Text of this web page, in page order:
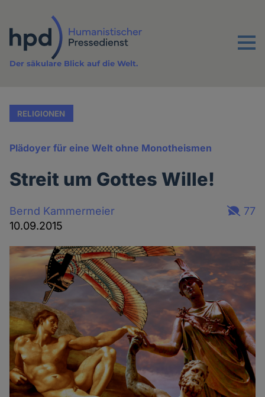
Inhalt
Menu
Der säkulare Blick auf die Welt.
RELIGIONEN
Plädoyer für eine Welt ohne Monotheismen
Streit um Gottes Wille!
Bernd Kammermeier
10.09.2015
77